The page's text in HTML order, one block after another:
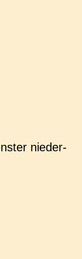
nie­der­